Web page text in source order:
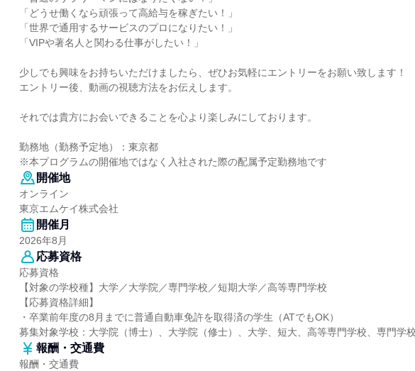
「どうせ働くなら頑張って高給与を稼ぎたい！」
「世界で通用するサービスのプロになりたい！」
「VIPや著名人と関わる仕事がしたい！」
少しでも興味をお持ちいただけましたら、ぜひお気軽にエントリーをお願い致します！
エントリー後、動画の視聴方法をお伝えします。
それでは貴方にお会いできることを心より楽しみにしております。
勤務地（勤務予定地）：東京都
※本プログラムの開催地ではなく入社された際の配属予定勤務地です
開催地
オンライン
東京エムケイ株式会社
開催月
2026年8月
応募資格
応募資格
【対象の学校種】大学／大学院／専門学校／短期大学／高等専門学校
【応募資格詳細】
・卒業前年度の8月までに普通自動車免許を取得済の学生（ATでもOK）
募集対象学校：大学院（博士）、大学院（修士）、大学、短大、高等専門学校、専門学校
報酬・交通費
報酬・交通費